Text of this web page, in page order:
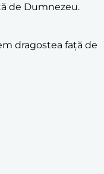
de Dumnezeu.
dragostea față de